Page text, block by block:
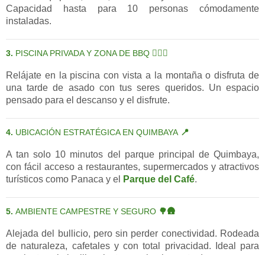
Capacidad hasta para 10 personas cómodamente
instaladas.
3. PISCINA PRIVADA Y ZONA DE BBQ 🏊‍♀️🔥
Relájate en la piscina con vista a la montaña o disfruta de
una tarde de asado con tus seres queridos. Un espacio
pensado para el descanso y el disfrute.
4. UBICACIÓN ESTRATÉGICA EN QUIMBAYA 📍
A tan solo 10 minutos del parque principal de Quimbaya,
con fácil acceso a restaurantes, supermercados y atractivos
turísticos como Panaca y el
Parque del Café.
5. AMBIENTE CAMPESTRE Y SEGURO 🌳🛖
Alejada del bullicio, pero sin perder conectividad. Rodeada
de naturaleza, cafetales y con total privacidad. Ideal para